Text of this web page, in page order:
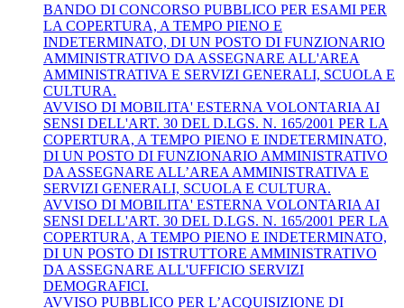
BANDO DI CONCORSO PUBBLICO PER ESAMI PER
LA COPERTURA, A TEMPO PIENO E
INDETERMINATO, DI UN POSTO DI FUNZIONARIO
AMMINISTRATIVO DA ASSEGNARE ALL'AREA
AMMINISTRATIVA E SERVIZI GENERALI, SCUOLA E
CULTURA.
AVVISO DI MOBILITA' ESTERNA VOLONTARIA AI
SENSI DELL'ART. 30 DEL D.LGS. N. 165/2001 PER LA
COPERTURA, A TEMPO PIENO E INDETERMINATO,
DI UN POSTO DI FUNZIONARIO AMMINISTRATIVO
DA ASSEGNARE ALL’AREA AMMINISTRATIVA E
SERVIZI GENERALI, SCUOLA E CULTURA.
AVVISO DI MOBILITA' ESTERNA VOLONTARIA AI
SENSI DELL'ART. 30 DEL D.LGS. N. 165/2001 PER LA
COPERTURA, A TEMPO PIENO E INDETERMINATO,
DI UN POSTO DI ISTRUTTORE AMMINISTRATIVO
DA ASSEGNARE ALL'UFFICIO SERVIZI
DEMOGRAFICI.
AVVISO PUBBLICO PER L’ACQUISIZIONE DI